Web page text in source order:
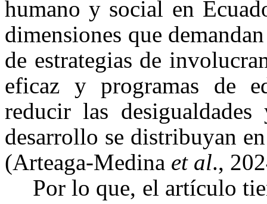
humano y social en
dimensiones que
de estrategias de
eficaz y programas de
reducir las
desarrollo se distribuyan
(Arteaga-Medina et al.,
Por lo que, el artículo